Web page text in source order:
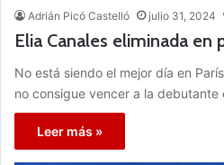
Adrián Picó Castelló julio 31, 2024
Elia Canales eliminada en
No está siendo el mejor día en
no consigue vencer a la debutante
Leer más »